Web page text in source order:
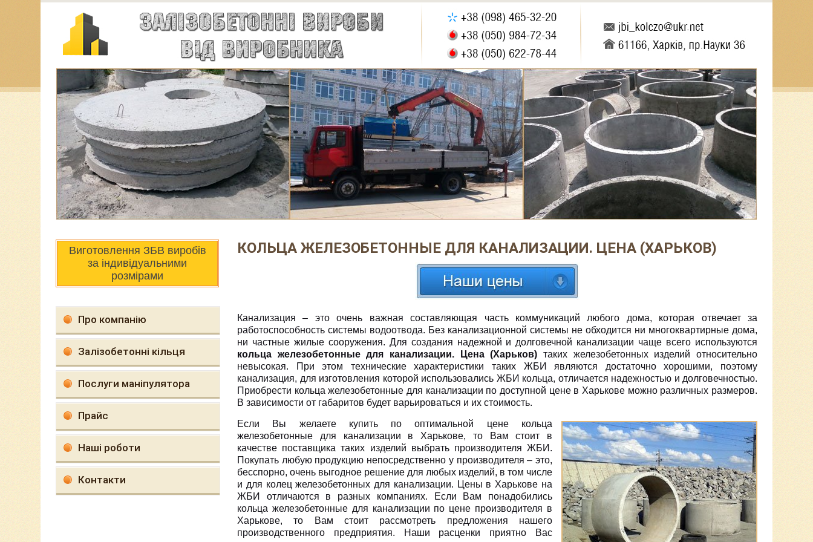
Виготовлення ЗБВ виробів
за індивідуальними
розмірами
Про компанію
Залізобетонні кільця
Послуги маніпулятора
Прайс
Наші роботи
Контакти
КОЛЬЦА ЖЕЛЕЗОБЕТОННЫЕ ДЛЯ КАНАЛИЗАЦИИ. ЦЕНА (ХАРЬКОВ)
Канализация – это очень важная составляющая часть коммуникаций любого дома, которая отвечает за
работоспособность системы водоотвода. Без канализационной системы не обходится ни многоквартирные дома,
ни частные жилые сооружения. Для создания надежной и долговечной канализации чаще всего используются
кольца железобетонные для канализации. Цена (Харьков) таких железобетонных изделий относительно
невысокая. При этом технические характеристики таких ЖБИ являются достаточно хорошими, поэтому
канализация, для изготовления которой использовались ЖБИ кольца, отличается надежностью и долговечностью.
Приобрести кольца железобетонные для канализации по доступной цене в Харькове можно различных размеров.
В зависимости от габаритов будет варьироваться и их стоимость.
Если Вы желаете купить по оптимальной цене кольца
железобетонные для канализации в Харькове, то Вам стоит в
качестве поставщика таких изделий выбрать производителя ЖБИ.
Покупать любую продукцию непосредственно у производителя – это,
бесспорно, очень выгодное решение для любых изделий, в том числе
и для колец железобетонных для канализации. Цены в Харькове на
ЖБИ отличаются в разных компаниях. Если Вам понадобились
кольца железобетонные для канализации по цене производителя в
Харькове, то Вам стоит рассмотреть предложения нашего
производственного предприятия. Наши расценки приятно Вас